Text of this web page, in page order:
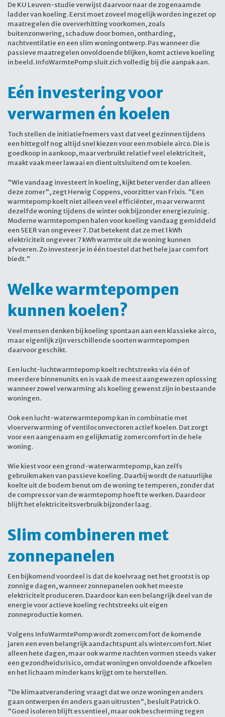
De KU Leuven-studie verwijst daarvoor naar de zogenaamde
ladder van koeling. Eerst moet zoveel mogelijk worden ingezet op
maatregelen die oververhitting voorkomen, zoals
buitenzonwering, schaduw door bomen, ontharding,
nachtventilatie en een slim woningontwerp. Pas wanneer die
passieve maatregelen onvoldoende blijken, komt actieve koeling
in beeld. InfoWarmtePomp sluit zich volledig bij die aanpak aan.
Eén investering voor
verwarmen én koelen
Toch stellen de initiatiefnemers vast dat veel gezinnen tijdens
een hittegolf nog altijd snel kiezen voor een mobiele airco. Die is
goedkoop in aankoop, maar verbruikt relatief veel elektriciteit,
maakt vaak meer lawaai en dient uitsluitend om te koelen.
"Wie vandaag investeert in koeling, kijkt beter verder dan alleen
deze zomer", zegt Herwig Coppens, voorzitter van Frixis. "Een
warmtepomp koelt niet alleen veel efficiënter, maar verwarmt
dezelfde woning tijdens de winter ook bijzonder energiezuinig.
Moderne warmtepompen halen voor koeling vandaag gemiddeld
een SEER van ongeveer 7. Dat betekent dat ze met 1 kWh
elektriciteit ongeveer 7 kWh warmte uit de woning kunnen
afvoeren. Zo investeer je in één toestel dat het hele jaar comfort
biedt."
Welke warmtepompen
kunnen koelen?
Veel mensen denken bij koeling spontaan aan een klassieke airco,
maar eigenlijk zijn verschillende soorten warmtepompen
daarvoor geschikt.
Een lucht-luchtwarmtepomp koelt rechtstreeks via één of
meerdere binnenunits en is vaak de meest aangewezen oplossing
wanneer zowel verwarming als koeling gewenst zijn in bestaande
woningen.
Ook een lucht-waterwarmtepomp kan in combinatie met
vloerverwarming of ventiloconvectoren actief koelen. Dat zorgt
voor een aangenaam en gelijkmatig zomercomfort in de hele
woning.
Wie kiest voor een grond-waterwarmtepomp, kan zelfs
gebruikmaken van passieve koeling. Daarbij wordt de natuurlijke
koelte uit de bodem benut om de woning te temperen, zonder dat
de compressor van de warmtepomp hoeft te werken. Daardoor
blijft het elektriciteitsverbruik bijzonder laag.
Slim combineren met
zonnepanelen
Een bijkomend voordeel is dat de koelvraag net het grootst is op
zonnige dagen, wanneer zonnepanelen ook het meeste
elektriciteit produceren. Daardoor kan een belangrijk deel van de
energie voor actieve koeling rechtstreeks uit eigen
zonneproductie komen.
Volgens InfoWarmtePomp wordt zomercomfort de komende
jaren een even belangrijk aandachtspunt als wintercomfort. Niet
alleen hete dagen, maar ook warme nachten vormen steeds vaker
een gezondheidsrisico, omdat woningen onvoldoende afkoelen
en het lichaam minder kans krijgt om te herstellen.
"De klimaatverandering vraagt dat we onze woningen anders
gaan ontwerpen én anders gaan uitrusten", besluit Patrick O.
"Goed isoleren blijft essentieel, maar ook bescherming tegen